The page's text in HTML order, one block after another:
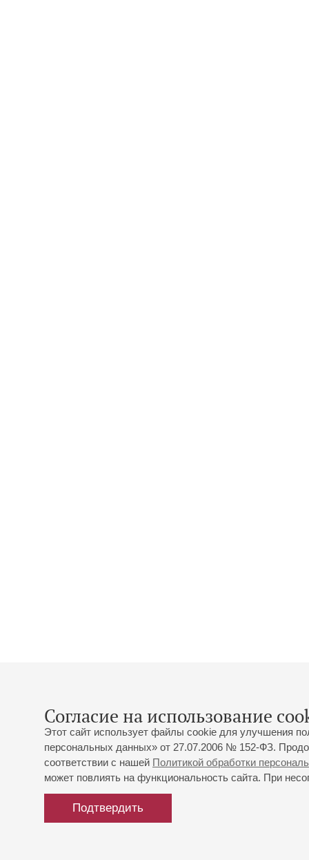
Согласие на использование
Этот сайт использует файлы cookie для улучшения
персональных данных» от 27.07.2006 № 152-ФЗ.
соответствии с нашей Политикой обработки
может повлиять на функциональность сайта. При
Подтвердить